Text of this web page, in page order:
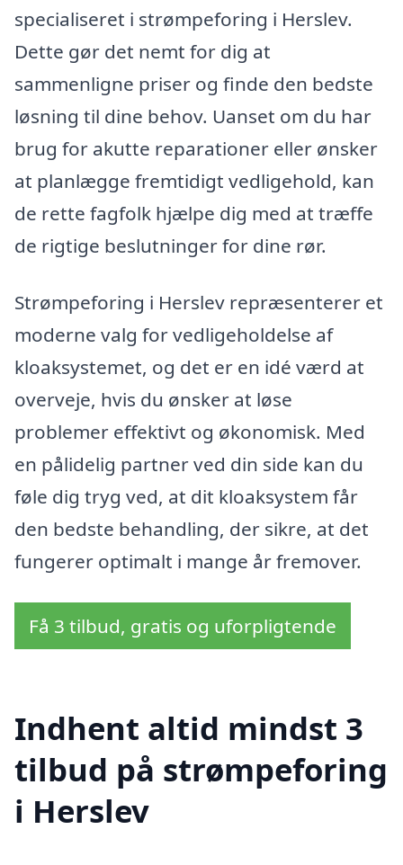
specialiseret i strømpeforing i Herslev.
Dette gør det nemt for dig at
sammenligne priser og finde den bedste
løsning til dine behov. Uanset om du har
brug for akutte reparationer eller ønsker
at planlægge fremtidigt vedligehold, kan
de rette fagfolk hjælpe dig med at træffe
de rigtige beslutninger for dine rør.
Strømpeforing i Herslev repræsenterer et
moderne valg for vedligeholdelse af
kloaksystemet, og det er en idé værd at
overveje, hvis du ønsker at løse
problemer effektivt og økonomisk. Med
en pålidelig partner ved din side kan du
føle dig tryg ved, at dit kloaksystem får
den bedste behandling, der sikre, at det
fungerer optimalt i mange år fremover.
Få 3 tilbud, gratis og uforpligtende
Indhent altid mindst 3
tilbud på strømpeforing
i Herslev